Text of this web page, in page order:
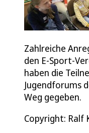
Zahlreiche
den E-Sport-
haben die
Jugendforums
Weg gegeben.
Copyright: Ralf